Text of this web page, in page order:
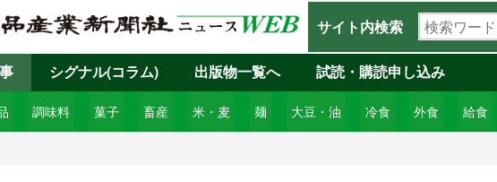
サイト内検索
検
索
ワ
ー
ド
を
調味料 菓子 畜産 米・麦 麺 大豆・油 冷食 外食 給食
シグナル(コラム) 出版物一覧へ 試読・購読申し込み